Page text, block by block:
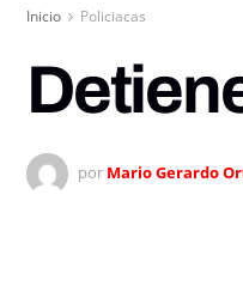
Inicio Policiacas
por Mario Gerardo